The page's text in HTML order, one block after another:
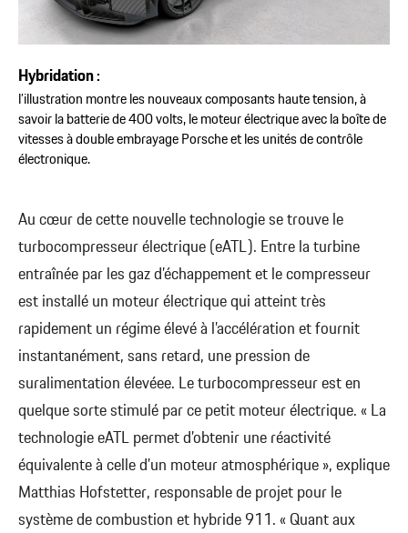
Hybridation :
l’illustration montre les nouveaux composants haute tension, à
savoir la batterie de 400 volts, le moteur électrique avec la boîte de
vitesses à double embrayage Porsche et les unités de contrôle
électronique.
Au cœur de cette nouvelle technologie se trouve le
turbocompresseur électrique (eATL). Entre la turbine
entraînée par les gaz d’échappement et le compresseur
est installé un moteur électrique qui atteint très
rapidement un régime élevé à l’accélération et fournit
instantanément, sans retard, une pression de
suralimentation élevéee. Le turbocompresseur est en
quelque sorte stimulé par ce petit moteur électrique. « La
technologie eATL permet d’obtenir une réactivité
équivalente à celle d’un moteur atmosphérique », explique
Matthias Hofstetter, responsable de projet pour le
système de combustion et hybride 911. « Quant aux